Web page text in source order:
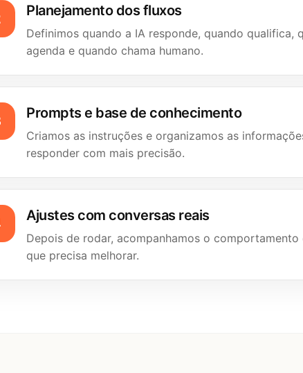
Planejamento dos fluxos
Definimos quando a IA responde, quando qualifica,
agenda e quando chama humano.
Prompts e base de conhecimento
Criamos as instruções e organizamos as
responder com mais precisão.
Ajustes com conversas reais
Depois de rodar, acompanhamos o comportamento
que precisa melhorar.